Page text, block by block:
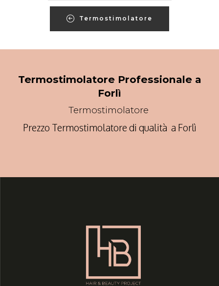
Termostimolatore
Termostimolatore Professionale a
Forlì
Termostimolatore
Prezzo Termostimolatore di qualità a Forlì